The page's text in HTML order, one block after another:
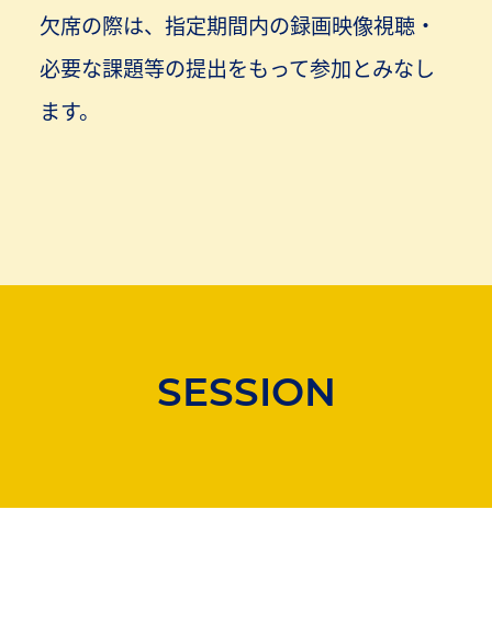
欠席の際は、指定期間内の録画映像視聴・
必要な課題等の提出をもって参加とみなし
ます。
SESSION